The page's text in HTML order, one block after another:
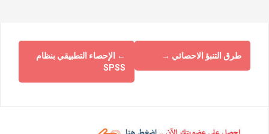
← الإحصاء التطبيقي بنظام
SPSS
طرق التنبؤ الاحصائي →